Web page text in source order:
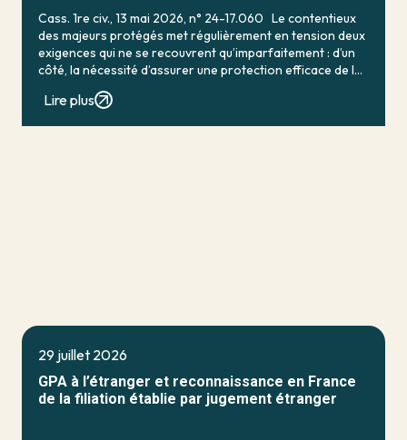
Cass. 1re civ., 13 mai 2026, n° 24-17.060 Le contentieux
des majeurs protégés met régulièrement en tension deux
exigences qui ne se recouvrent qu’imparfaitement : d’un
côté, la nécessité d’assurer une protection efficace de la
personne vulnérable ; de […]
Lire plus
29 juillet 2026
GPA à l’étranger et reconnaissance en France
de la filiation établie par jugement étranger